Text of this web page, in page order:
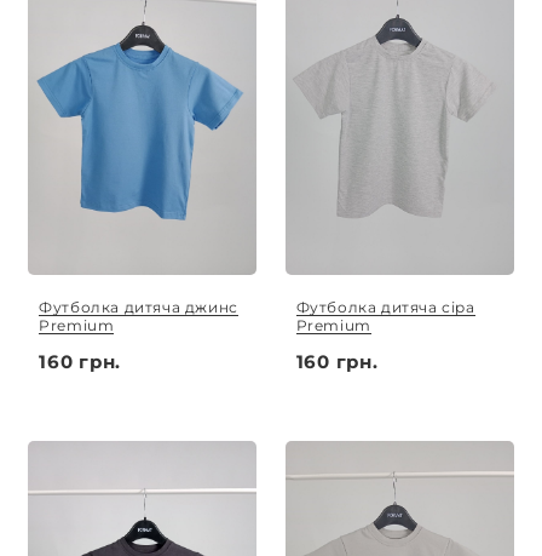
Футболка дитяча джинс
Premium
160 грн.
Футболка дитяча сіра
Premium
160 грн.